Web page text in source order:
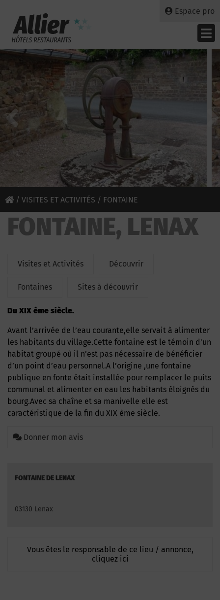
Espace pro
/ VISITES ET ACTIVITÉS / FONTAINE
FONTAINE, LENAX
Visites et Activités Découvrir
Fontaines Sites à découvrir
Du XIX ème siècle.
Avant l’arrivée de l’eau courante,elle servait à alimenter
les habitants du village.Cette fontaine est le témoin d’un
habitat groupé où il n’est pas nécessaire de bénéficier
d’un point d’eau personnel.A l’origine ,une fontaine
publique en fonte était installée pour remplacer le puits
communal et alimenter en eau les habitants éloignés du
bourg.Avec sa chaîne et sa manivelle elle est
caractéristique de la fin du XIX ème siècle.
Donner mon avis
FONTAINE DE LENAX
03130 Lenax
Vous êtes le responsable de ce lieu / annonce,
cliquez ici